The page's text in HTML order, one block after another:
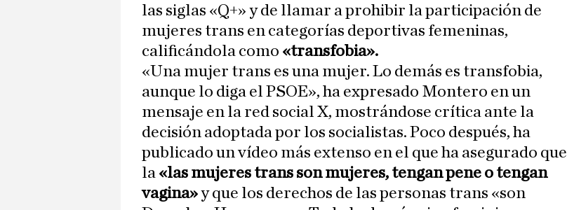
las siglas «Q+» y de llamar a prohibir la participación de
mujeres trans en categorías deportivas femeninas,
calificándola como «transfobia».
«Una mujer trans es una mujer. Lo demás es transfobia,
aunque lo diga el PSOE», ha expresado Montero en un
mensaje en la red social X, mostrándose crítica ante la
decisión adoptada por los socialistas. Poco después, ha
publicado un vídeo más extenso en el que ha asegurado que
la «las mujeres trans son mujeres, tengan pene o tengan
vagina»y que los derechos de las personas trans «son